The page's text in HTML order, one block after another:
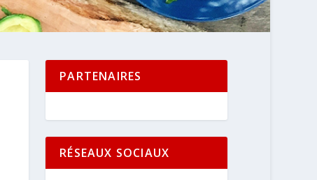
PARTENAIRES
RÉSEAUX SOCIAUX